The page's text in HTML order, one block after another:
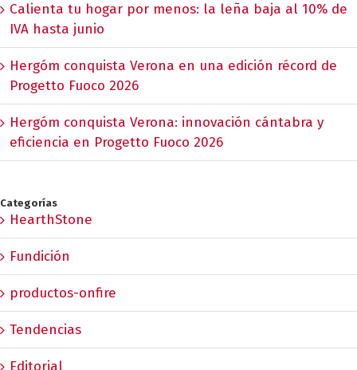
Calienta tu hogar por menos: la leña baja al 10% de
IVA hasta junio
Hergóm conquista Verona en una edición récord de
Progetto Fuoco 2026
Hergóm conquista Verona: innovación cántabra y
eficiencia en Progetto Fuoco 2026
Categorías
HearthStone
Fundición
productos-onfire
Tendencias
Editorial